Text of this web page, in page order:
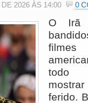
2026 ÀS 14:00 0
O Irã
todo
ferido.